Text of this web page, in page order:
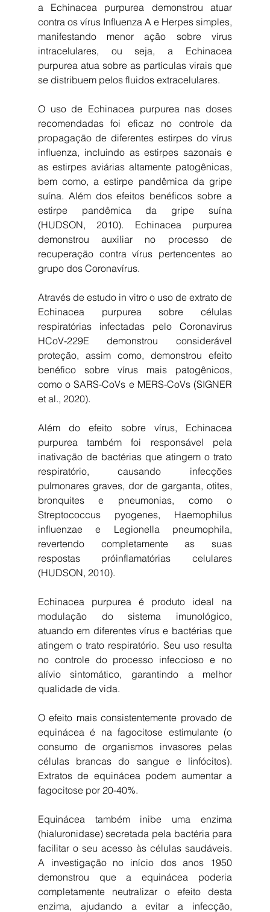
a Echinacea purpurea demonstrou atuar
contra os vírus Influenza A e Herpes simples,
manifestando menor ação sobre vírus
intracelulares, ou seja, a Echinacea
purpurea atua sobre as partículas virais que
se distribuem pelos fluidos extracelulares.
O uso de Echinacea purpurea nas doses
recomendadas foi eficaz no controle da
propagação de diferentes estirpes do vírus
influenza, incluindo as estirpes sazonais e
as estirpes aviárias altamente patogênicas,
bem como, a estirpe pandêmica da gripe
suína. Além dos efeitos benéficos sobre a
estirpe pandêmica da gripe suína
(HUDSON, 2010). Echinacea purpurea
demonstrou auxiliar no processo de
recuperação contra vírus pertencentes ao
grupo dos Coronavírus.
Através de estudo in vitro o uso de extrato de
Echinacea purpurea sobre células
respiratórias infectadas pelo Coronavírus
HCoV-229E demonstrou considerável
proteção, assim como, demonstrou efeito
benéfico sobre vírus mais patogênicos,
como o SARS-CoVs e MERS-CoVs (SIGNER
et al., 2020).
Além do efeito sobre vírus, Echinacea
purpurea também foi responsável pela
inativação de bactérias que atingem o trato
respiratório, causando infecções
pulmonares graves, dor de garganta, otites,
bronquites e pneumonias, como o
Streptococcus pyogenes, Haemophilus
influenzae e Legionella pneumophila,
revertendo completamente as suas
respostas próinflamatórias celulares
(HUDSON, 2010).
Echinacea purpurea é produto ideal na
modulação do sistema imunológico,
atuando em diferentes vírus e bactérias que
atingem o trato respiratório. Seu uso resulta
no controle do processo infeccioso e no
alívio sintomático, garantindo a melhor
qualidade de vida.
O efeito mais consistentemente provado de
equinácea é na fagocitose estimulante (o
consumo de organismos invasores pelas
células brancas do sangue e linfócitos).
Extratos de equinácea podem aumentar a
fagocitose por 20-40%.
Equinácea também inibe uma enzima
(hialuronidase) secretada pela bactéria para
facilitar o seu acesso às células saudáveis.
A investigação no início dos anos 1950
demonstrou que a equinácea poderia
completamente neutralizar o efeito desta
enzima, ajudando a evitar a infecção,